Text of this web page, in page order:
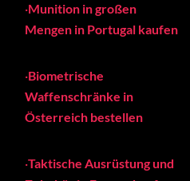
·Munition in großen
Mengen in Portugal kaufen
·Biometrische
Waffenschränke in
Österreich bestellen
·Taktische Ausrüstung und